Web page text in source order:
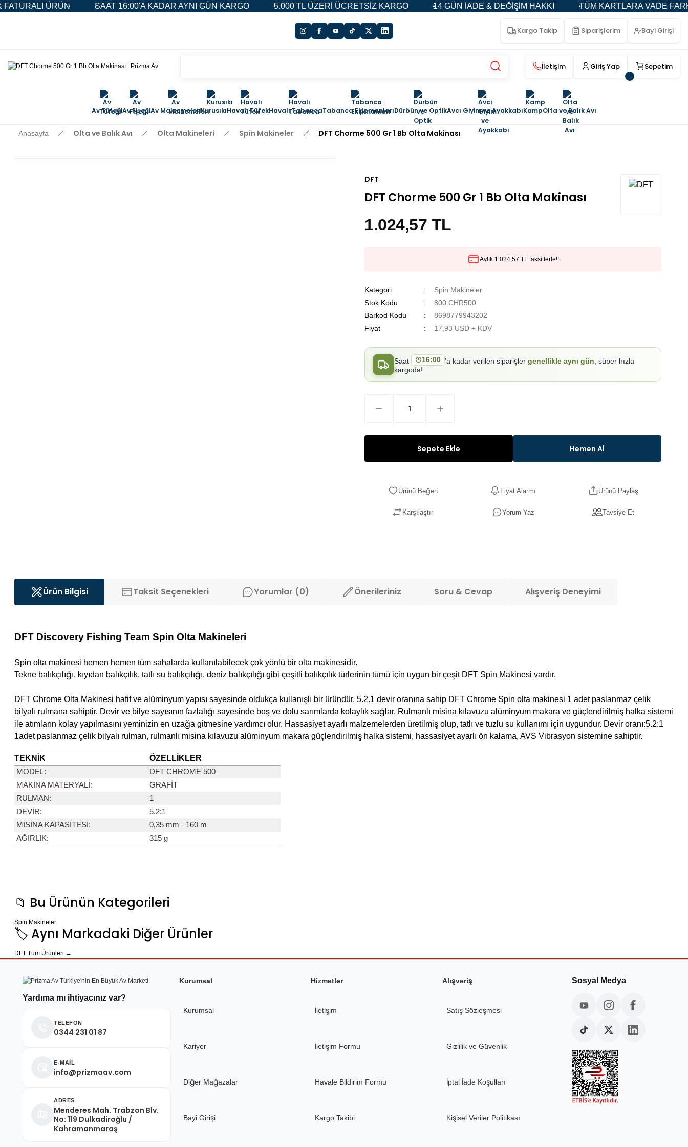
ÜRÜN SAAT 16:00'A KADAR AYNI GÜN KARGO 5.000 TL ÜZERİ ÜCRETSİZ KARGO 14 GÜN İADE & DEĞİŞİM HAKKI TÜM KARTLARA VADE FARKSIZ
Kargo Takip Siparişlerim Bayi Girişi
İletişim Giriş Yap Sepetim
Av TüfeğiAv FişeğiAv MalzemeleriKurusıkıHavalı TüfekHavalı TabancaTabanca EkipmanlarıDürbün ve OptikAvcı Giyim ve AyakkabıKampOlta ve Balık Avı
Anasayfa Olta ve Balık Avı Olta Makineleri Spin Makineler DFT Chorme 500 Gr 1 Bb Olta Makinası
DFT
DFT Chorme 500 Gr 1 Bb Olta Makinası
1.024,57 TL
Aylık 1.024,57 TL taksitlerle!!
Kategori
Spin Makineler
Stok Kodu
800.CHR500
Barkod Kodu
8698779943202
Fiyat
17,93 USD + KDV
Saat 16:00 'a kadar verilen siparişler genellikle aynı gün , süper hızla
kargoda!
Sepete Ekle Hemen Al
Fiyat Alarmı Ürünü Paylaş
Karşılaştır Yorum Yaz Tavsiye Et
Ürün Bilgisi Taksit Seçenekleri Yorumlar (0) Önerileriniz Soru & Cevap Alışveriş Deneyimi
DFT Discovery Fishing Team Spin Olta Makineleri
Spin olta makinesi hemen hemen tüm sahalarda kullanılabilecek çok yönlü bir olta makinesidir.
Tekne balıkçılığı, kıyıdan balıkçılık, tatlı su balıkçılığı, deniz balıkçılığı gibi çeşitli balıkçılık türlerinin tümü için uygun bir çeşit DFT Spin Makinesi vardır.
DFT Chrome Olta Makinesi hafif ve alüminyum yapısı sayesinde oldukça kullanışlı bir üründür. 5.2.1 devir oranına sahip DFT Chrome Spin olta makinesi 1 adet paslanmaz çelik
bilyalı rulmana sahiptir. Devir ve bilye sayısının fazlalığı sayesinde boş ve dolu sarımlarda kolaylık sağlar. Rulmanlı misina kılavuzu alüminyum makara ve güçlendirilmiş halka sistemi
ile atımların kolay yapılmasını yeminizin en uzağa gitmesine yardımcı olur. Hassasiyet ayarlı malzemelerden üretilmiş olup, tatlı ve tuzlu su kullanımı için uygundur. Devir oranı:5.2:1
1adet paslanmaz çelik bilyalı rulman, rulmanlı misina kılavuzu alüminyum makara güçlendirilmiş halka sistemi, hassasiyetayarlı ön kalama, AVS Vibrasyon sistemine sahiptir.
TEKNİK ÖZELLİKLER
MODEL:
DFT CHROME 500
MAKİNA MATERYALİ :
GRAFİT
RULMAN:
1
DEVİR:
5.2:1
MİSİNA KAPASİTESİ :
0,35 mm - 160 m
AĞIRLIK: 315 g
Ürün resmi kalitesiz, bozuk veya görüntülenemiyor.
Ürün açıklamasında eksik bilgiler bulunuyor.
Ürün bilgilerinde hatalar bulunuyor.
Ürün fiyatı diğer sitelerden daha pahalı.
İ... A... | 10/05/2026
çok iyi
Deneyimini Paylaş
📁 Bu Ürünün Kategorileri
Spin Makineler
🏷️ Aynı Markadaki Diğer Ürünler
DFT Tüm Ürünleri →
Yardıma mı ihtiyacınız var?
TELEFON
0344 231 01 87
E-MAİL
info@prizmaav.com
ADRES
Menderes Mah. Trabzon Blv.
No: 119 Dulkadiroğlu /
Kahramanmaraş
Kurumsal
Kurumsal
Kariyer
Diğer Mağazalar
Bayi Girişi
Hizmetler
İletişim
İletişim Formu
Havale Bildirim Formu
Kargo Takibi
Alışveriş
Satış Sözleşmesi
Gizlilik ve Güvenlik
İptal İade Koşulları
Kişisel Veriler Politikası
Sosyal Medya